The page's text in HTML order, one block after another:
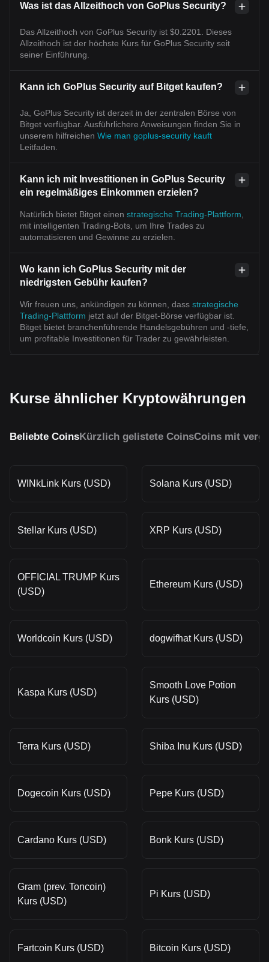
Was ist das Allzeithoch von GoPlus Security?
Das Allzeithoch von GoPlus Security ist $0.2201. Dieses
Allzeithoch ist der höchste Kurs für GoPlus Security seit
seiner Einführung.
Kann ich GoPlus Security auf Bitget kaufen?
Ja, GoPlus Security ist derzeit in der zentralen Börse von
Bitget verfügbar. Ausführlichere Anweisungen finden Sie in
unserem hilfreichen Wie man goplus-security kauft
Leitfaden.
Kann ich mit Investitionen in GoPlus Security
ein regelmäßiges Einkommen erzielen?
Natürlich bietet Bitget einen strategische Trading-Plattform
mit intelligenten Trading-Bots, um Ihre Trades zu
automatisieren und Gewinne zu erzielen.
Wo kann ich GoPlus Security mit der
niedrigsten Gebühr kaufen?
Wir freuen uns, ankündigen zu können, dass strategische
Trading-Plattform jetzt auf der Bitget-Börse verfügbar ist.
Bitget bietet branchenführende Handelsgebühren und -tiefe,
um profitable Investitionen für Trader zu gewährleisten.
Kurse ähnlicher Kryptowährungen
Beliebte CoinsKürzlich gelistete CoinsCoins mit
WINkLink Kurs (USD) Solana Kurs (USD)
Stellar Kurs (USD) XRP Kurs (USD)
OFFICIAL TRUMP Kurs
(USD)
Ethereum Kurs (USD)
Worldcoin Kurs (USD) dogwifhat Kurs (USD)
Kaspa Kurs (USD)
Smooth Love Potion
Kurs (USD)
Terra Kurs (USD) Shiba Inu Kurs (USD)
Dogecoin Kurs (USD) Pepe Kurs (USD)
Cardano Kurs (USD) Bonk Kurs (USD)
Gram (prev. Toncoin)
Kurs (USD)
Pi Kurs (USD)
Fartcoin Kurs (USD) Bitcoin Kurs (USD)